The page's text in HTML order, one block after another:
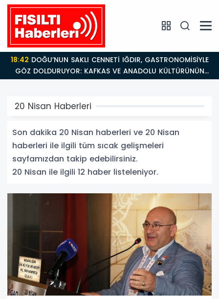
18:42
GÖZ DOLDURUYOR: KAFKAS VE ANADOLU KÜLTÜRÜNÜN
BULUŞMA NOKTASI
20 Nisan Haberleri
Son dakika 20 Nisan haberleri ve 20 Nisan
haberleri ile ilgili tüm sıcak gelişmeleri
sayfamızdan takip edebilirsiniz.
20 Nisan ile ilgili 12 haber listeleniyor.